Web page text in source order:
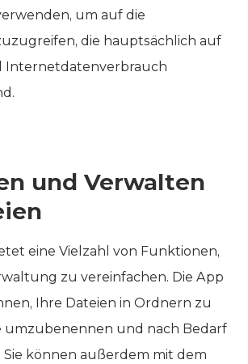
um auf die
die hauptsächlich auf
Internetdatenverbrauch
und Verwalten
eine Vielzahl von Funktionen,
zu vereinfachen. Die App
Ihre Dateien in Ordnern zu
umzubenennen und nach Bedarf
Sie können außerdem mit dem